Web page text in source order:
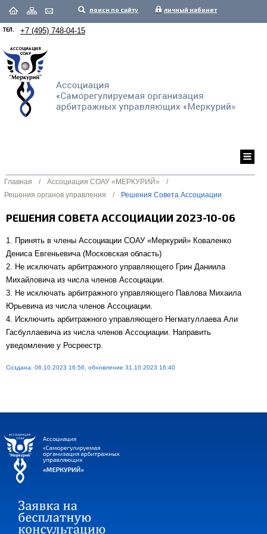
поиск по сайту личный кабинет
ТЕЛ. +7 (495) 748-04-15
Главная / Ассоциация СОАУ «МЕРКУРИЙ»
/
Решения органов управления
/ Решения Совета Ассоциации
РЕШЕНИЯ СОВЕТА АССОЦИАЦИИ 2023-10-06
1. Принять в члены Ассоциации СОАУ «Меркурий» Коваленко
Дениса Евгеньевича (Московская область)
2. Не исключать арбитражного управляющего Грин Даниила
Михайловича из числа членов Ассоциации.
3. Не исключать арбитражного управляющего Павлова Михаила
Юрьевича из числа членов Ассоциации.
4. Исключить арбитражного управляющего Негматуллаева Али
Гасбуллаевича из числа членов Ассоциации. Направить
уведомление у Росреестр.
Создана: 06.10.2023 16:56, обновление 31.10.2023 16:40